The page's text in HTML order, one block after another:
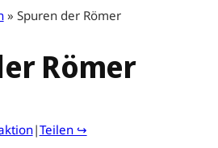
» Spuren der Römer
Römer
|Teilen ↪